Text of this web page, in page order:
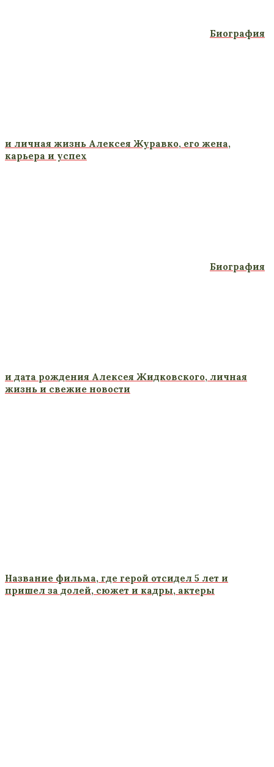
Биография
и личная жизнь Алексея Журавко, его жена,
карьера и успех
Биография
и дата рождения Алексея Жидковского, личная
жизнь и свежие новости
Название фильма, где герой отсидел 5 лет и
пришел за долей, сюжет и кадры, актеры